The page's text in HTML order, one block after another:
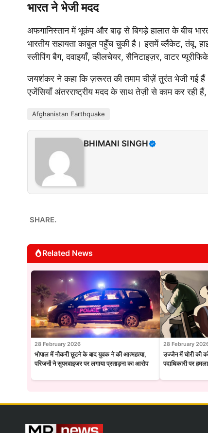
भारत ने भेजी मदद
अफगानिस्तान में भूकंप और बाढ़ से बिगड़े हालात के बीच
भारतीय सहायता काबुल पहुँच चुकी है। इसमें ब्लैंकेट, तंबू,
स्लीपिंग बैग, दवाइयाँ, व्हीलचेयर, सैनिटाइज़र, वाटर
जयशंकर ने कहा कि ज़रूरत की तमाम चीज़ें तुरंत भेजी गई
एजेंसियाँ अंतरराष्ट्रीय मदद के साथ तेज़ी से काम कर रही हैं,
Afghanistan Earthquake
BHIMANI SINGH
SHARE.
Related News
28 February 2026
भोपाल में नौकरी छूटने के बाद युवक ने की आत्महत्या,
परिजनों ने सुपरवाइजर पर लगाया प्रताड़ना का आरोप
28 February
उज्जैन में चोरी की
पदाधिकारी पर